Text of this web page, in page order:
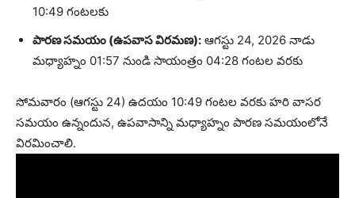
10:49 గంటలకు
పారణ సమయం (ఉపవాస విరమణ): ఆగస్టు 24, 2026 నాడు
మధ్యాహ్నం 01:57 నుండి సాయంత్రం 04:28 గంటల వరకు
సోమవారం (ఆగస్టు 24) ఉదయం 10:49 గంటల వరకు హరి వాసర
సమయం ఉన్నందున, ఉపవాసాన్ని మధ్యాహ్నం పారణ సమయంలోనే
విరమించాలి.